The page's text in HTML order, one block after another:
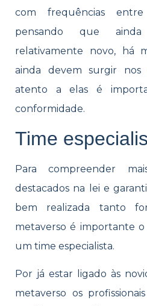
com frequências
pensando que
relativamente novo, há
ainda devem surgir nos
atento a elas é
conformidade.
Time
Para compreender
destacados na lei e
bem realizada tanto
metaverso é importante
um time especialista.
Por já estar ligado às
metaverso os